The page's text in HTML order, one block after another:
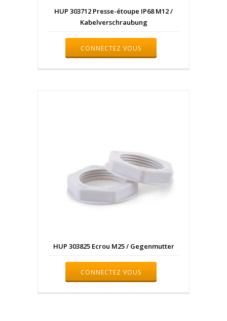
HUP 303712 Presse-étoupe IP68 M12 /
Kabelverschraubung
CONNECTEZ VOUS
HUP 303825 Ecrou M25 / Gegenmutter
CONNECTEZ VOUS